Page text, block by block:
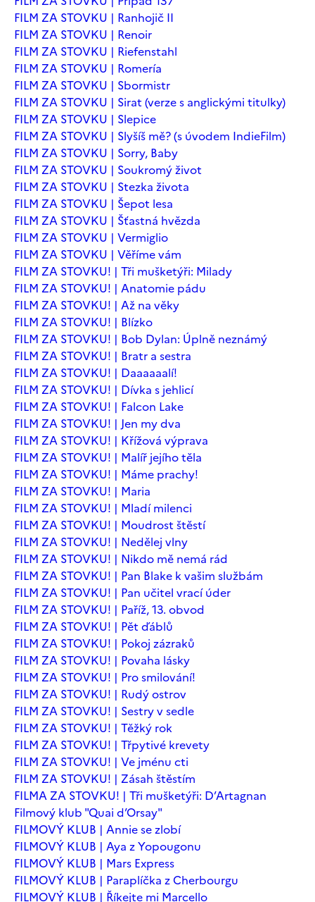
FILM ZA STOVKU | Ranhojič II
FILM ZA STOVKU | Renoir
FILM ZA STOVKU | Riefenstahl
FILM ZA STOVKU | Romería
FILM ZA STOVKU | Sbormistr
FILM ZA STOVKU | Sirat (verze s anglickými titulky)
FILM ZA STOVKU | Slepice
FILM ZA STOVKU | Slyšíš mě? (s úvodem IndieFilm)
FILM ZA STOVKU | Sorry, Baby
FILM ZA STOVKU | Soukromý život
FILM ZA STOVKU | Stezka života
FILM ZA STOVKU | Šepot lesa
FILM ZA STOVKU | Šťastná hvězda
FILM ZA STOVKU | Vermiglio
FILM ZA STOVKU | Věříme vám
FILM ZA STOVKU! | Tři mušketýři: Milady
FILM ZA STOVKU! | Anatomie pádu
FILM ZA STOVKU! | Až na věky
FILM ZA STOVKU! | Blízko
FILM ZA STOVKU! | Bob Dylan: Úplně neznámý
FILM ZA STOVKU! | Bratr a sestra
FILM ZA STOVKU! | Daaaaaalí!
FILM ZA STOVKU! | Dívka s jehlicí
FILM ZA STOVKU! | Falcon Lake
FILM ZA STOVKU! | Jen my dva
FILM ZA STOVKU! | Křížová výprava
FILM ZA STOVKU! | Malíř jejího těla
FILM ZA STOVKU! | Máme prachy!
FILM ZA STOVKU! | Maria
FILM ZA STOVKU! | Mladí milenci
FILM ZA STOVKU! | Moudrost štěstí
FILM ZA STOVKU! | Nedělej vlny
FILM ZA STOVKU! | Nikdo mě nemá rád
FILM ZA STOVKU! | Pan Blake k vašim službám
FILM ZA STOVKU! | Pan učitel vrací úder
FILM ZA STOVKU! | Paříž, 13. obvod
FILM ZA STOVKU! | Pět ďáblů
FILM ZA STOVKU! | Pokoj zázraků
FILM ZA STOVKU! | Povaha lásky
FILM ZA STOVKU! | Pro smilování!
FILM ZA STOVKU! | Rudý ostrov
FILM ZA STOVKU! | Sestry v sedle
FILM ZA STOVKU! | Těžký rok
FILM ZA STOVKU! | Třpytivé krevety
FILM ZA STOVKU! | Ve jménu cti
FILM ZA STOVKU! | Zásah štěstím
FILMA ZA STOVKU! | Tři mušketýři: D’Artagnan
Filmový klub "Quai d’Orsay"
FILMOVÝ KLUB | Annie se zlobí
FILMOVÝ KLUB | Aya z Yopougonu
FILMOVÝ KLUB | Mars Express
FILMOVÝ KLUB | Paraplíčka z Cherbourgu
FILMOVÝ KLUB | Říkejte mi Marcello